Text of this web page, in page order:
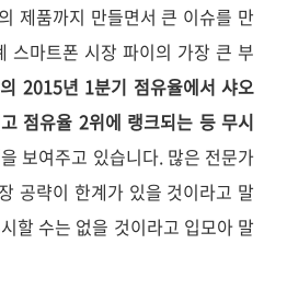
제품까지 만들면서 큰 이슈를 만
스마트폰 시장 파이의 가장 큰 부
2015년 1분기 점유율에서 샤오
점유율 2위에 랭크되는 등 무시
을 보여주고 있습니다. 많은 전문가
공략이 한계가 있을 것이라고 말
할 수는 없을 것이라고 입모아 말